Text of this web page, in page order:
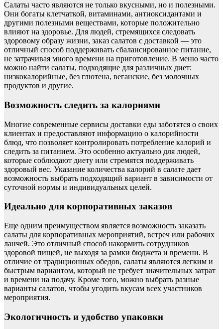
Салаты часто являются не только вкусными, но и полезными.
Они богаты клетчаткой, витаминами, антиоксидантами и
другими полезными веществами, которые положительно
влияют на здоровье. Для людей, стремящихся следовать
здоровому образу жизни, заказ салатов с доставкой — это
отличный способ поддерживать сбалансированное питание,
не затрачивая много времени на приготовление. В меню часто
можно найти салаты, подходящие для различных диет:
низкокалорийные, без глютена, веганские, без молочных
продуктов и другие.
Возможность следить за калориями
Многие современные сервисы доставки еды заботятся о своих
клиентах и предоставляют информацию о калорийности
блюд, что позволяет контролировать потребление калорий и
следить за питанием. Это особенно актуально для людей,
которые соблюдают диету или стремятся поддерживать
здоровый вес. Указание количества калорий в салате дает
возможность выбрать подходящий вариант в зависимости от
суточной нормы и индивидуальных целей.
Идеально для корпоративных заказов
Еще одним преимуществом является возможность заказать
салаты для корпоративных мероприятий, встреч или рабочих
ланчей. Это отличный способ накормить сотрудников
здоровой пищей, не выходя за рамки бюджета и времени. В
отличие от традиционных обедов, салаты являются легким и
быстрым вариантом, который не требует значительных затрат
и времени на подачу. Кроме того, можно выбрать разные
варианты салатов, чтобы угодить вкусам всех участников
мероприятия.
Экологичность и удобство упаковки